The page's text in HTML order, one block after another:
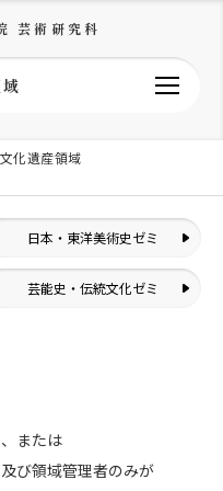
芸術研究科
化遺産領域
日本・東洋美術史ゼミ
芸能史・伝統文化ゼミ
または
び領域管理者のみが